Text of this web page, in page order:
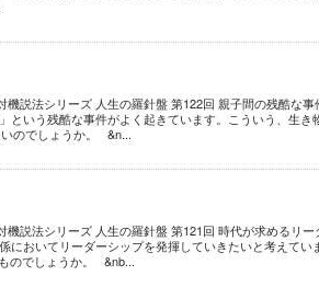
機説法シリーズ 人生の羅針盤 第122回 親子間の残酷な事
いう残酷な事件がよく起きています。こういう、生き
のでしょうか。 &n...
機説法シリーズ 人生の羅針盤 第121回 時代が求めるリー
おいてリーダーシップを発揮していきたいと考えてい
のでしょうか。 &nb...